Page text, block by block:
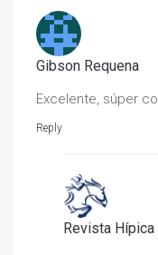
Gibson Requena
Excelente, súper
Reply
Revista Hípica